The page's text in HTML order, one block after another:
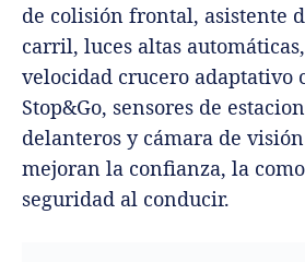
de colisión frontal, asistente
carril, luces altas
velocidad crucero adaptativo
Stop&Go, sensores de
delanteros y cámara de visión
mejoran la confianza, la
seguridad al conducir.